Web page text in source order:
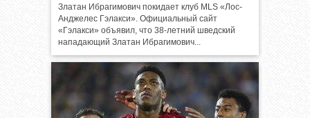
Златан Ибрагимович покидает клуб MLS «Лос-
Анджелес Гэлакси». Официальный сайт
«Гэлакси» объявил, что 38-летний шведский
нападающий Златан Ибрагимович...